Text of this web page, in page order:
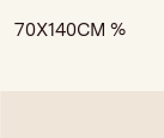
70X140CM %